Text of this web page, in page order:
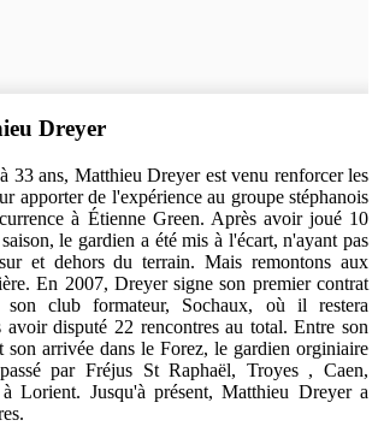
Dreyer
33 ans, Matthieu Dreyer est venu renforcer les
apporter de l'expérience au groupe stéphanois
à Étienne Green. Après avoir joué 10
le gardien a été mis à l'écart, n'ayant pas
et dehors du terrain. Mais remontons aux
En 2007, Dreyer signe son premier contrat
son club formateur, Sochaux, où il restera
avoir disputé 22 rencontres au total. Entre son
son arrivée dans le Forez, le gardien orginiaire
par Fréjus St Raphaël, Troyes , Caen,
Lorient. Jusqu'à présent, Matthieu Dreyer a